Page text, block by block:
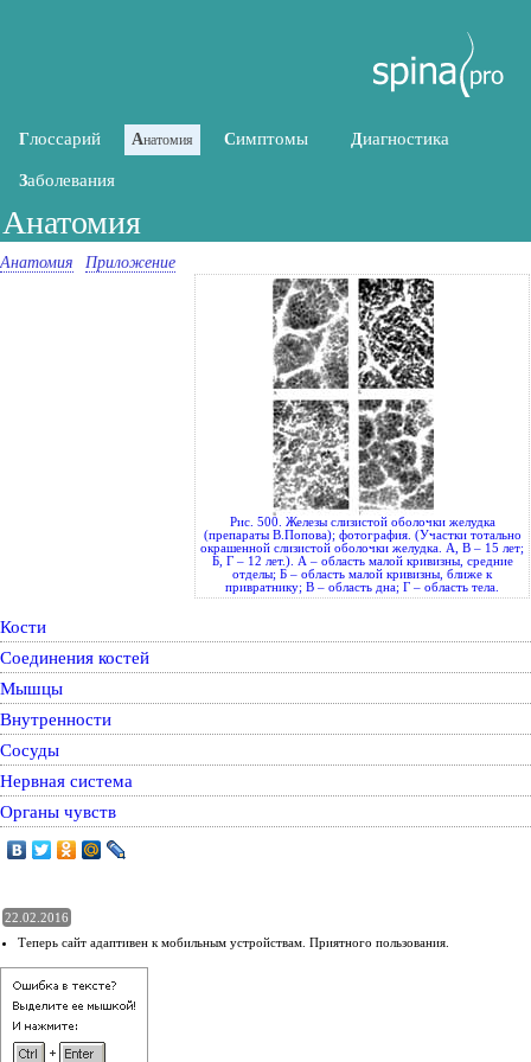
Глоссарий Анатомия Симптомы Диагностика
Заболевания
Анатомия
Анатомия Приложение
Рис. 500. Железы слизистой оболочки желудка
(препараты В.Попова); фотография. (Участки тотально
окрашенной слизистой оболочки желудка. А, В – 15 лет;
Б, Г – 12 лет.). А – область малой кривизны, средние
отделы; Б – область малой кривизны, ближе к
привратнику; В – область дна; Г – область тела.
Кости
Соединения костей
Мышцы
Внутренности
Сосуды
Нервная система
Органы чувств
22.02.2016
Теперь сайт адаптивен к мобильным устройствам. Приятного пользования.